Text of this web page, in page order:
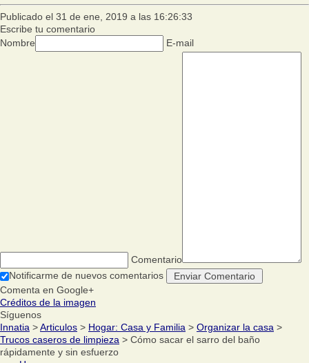
Publicado el 31 de ene, 2019 a las 16:26:33
Escribe tu comentario
Nombre
E-mail
Comentario
Notificarme de nuevos comentarios
Comenta en Google+
Créditos de la imagen
Síguenos
Innatia >Articulos > Hogar: Casa y Familia > Organizar la casa >
Trucos caseros de limpieza > Cómo sacar el sarro del baño
rápidamente y sin esfuerzo